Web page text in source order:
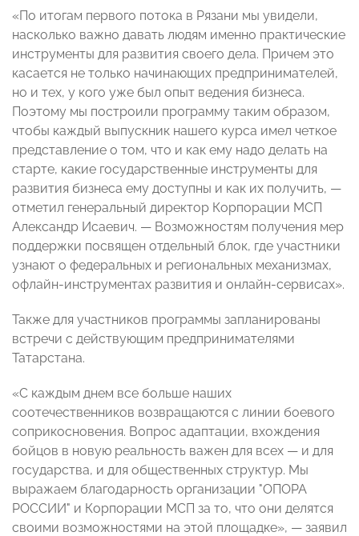
«По итогам первого потока в Рязани мы увидели,
насколько важно давать людям именно практические
инструменты для развития своего дела. Причем это
касается не только начинающих предпринимателей,
но и тех, у кого уже был опыт ведения бизнеса.
Поэтому мы построили программу таким образом,
чтобы каждый выпускник нашего курса имел четкое
представление о том, что и как ему надо делать на
старте, какие государственные инструменты для
развития бизнеса ему доступны и как их получить, —
отметил генеральный директор Корпорации МСП
Александр Исаевич. — Возможностям получения мер
поддержки посвящен отдельный блок, где участники
узнают о федеральных и региональных механизмах,
офлайн-инструментах развития и онлайн-сервисах».
Также для участников программы запланированы
встречи с действующим предпринимателями
Татарстана.
«С каждым днем все больше наших
соотечественников возвращаются с линии боевого
соприкосновения. Вопрос адаптации, вхождения
бойцов в новую реальность важен для всех — и для
государства, и для общественных структур. Мы
выражаем благодарность организации "ОПОРА
РОССИИ" и Корпорации МСП за то, что они делятся
своими возможностями на этой площадке», — заявил